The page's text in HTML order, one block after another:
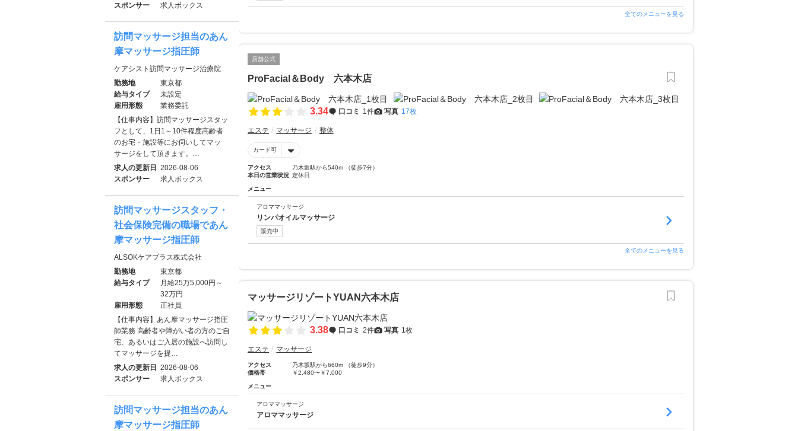
全てのメニューを見る
店舗公式
ProFacial＆Body 六本木店
3.34 口コミ 1件 写真 17枚
エステ マッサージ 整体
カード可
アクセス
乃木坂駅から540m （徒歩7分）
本日の営業状況 定休日
メニュー
アロママッサージ
リンパオイルマッサージ
販売中
全てのメニューを見る
マッサージリゾートYUAN六本木店
3.38 口コミ 2件 写真 1枚
エステ マッサージ
アクセス
乃木坂駅から660m （徒歩9分）
価格帯
￥2,480〜￥7,000
メニュー
アロママッサージ
アロママッサージ
スポンサー
求人ボックス
訪問マッサージ担当のあん
摩マッサージ指圧師
ケアシスト訪問マッサージ治療院
勤務地
東京都
給与タイプ
未設定
雇用形態
業務委託
【仕事内容】訪問マッサージスタッ
フとして、1日1～10件程度高齢者
のお宅・施設等にお伺いしてマッ
サージをして頂きます。…
求人の更新日 2026-08-06
スポンサー
求人ボックス
訪問マッサージスタッフ・
社会保険完備の職場であん
摩マッサージ指圧師
ALSOKケアプラス株式会社
勤務地
東京都
給与タイプ
月給25万5,000円～
32万円
雇用形態
正社員
【仕事内容】あん摩マッサージ指圧
師業務 高齢者や障がい者の方のご自
宅、あるいはご入居の施設へ訪問し
てマッサージを提…
求人の更新日 2026-08-06
スポンサー
求人ボックス
訪問マッサージ担当のあん
摩マッサージ指圧師